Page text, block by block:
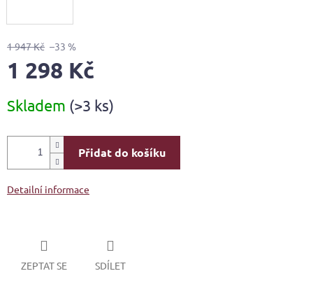
1 947 Kč –33 %
1 298 Kč
cena:
Skladem (>3 ks)
Přidat do košíku
Detailní informace
ZEPTAT SE SDÍLET